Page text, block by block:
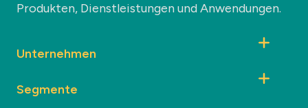
Produkten, Dienstleistungen und Anwendungen.
Unternehmen
Segmente